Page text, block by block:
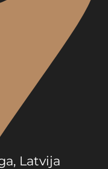
Latvija